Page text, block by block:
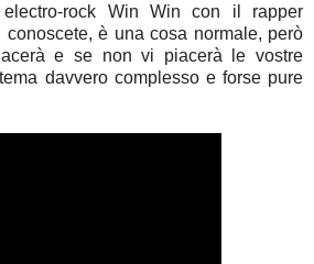
electro-rock Win Win con il rapper
conoscete, è una cosa normale, però
e se non vi piacerà le vostre
davvero complesso e forse pure